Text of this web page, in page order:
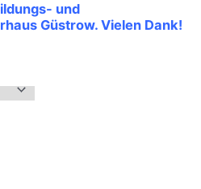
und
Güstrow. Vielen Dank!